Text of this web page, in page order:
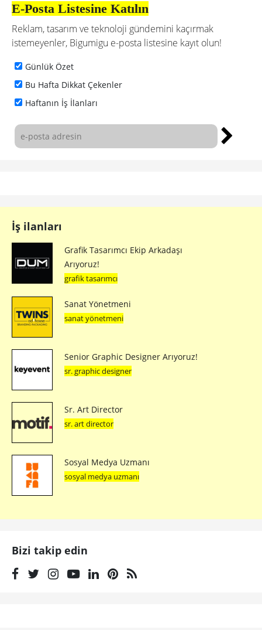
E-Posta Listesine Katılın
Reklam, tasarım ve teknoloji gündemini kaçırmak
istemeyenler, Bigumigu e-posta listesine kayıt olun!
Günlük Özet
Bu Hafta Dikkat Çekenler
Haftanın İş İlanları
İş ilanları
Grafik Tasarımcı Ekip Arkadaşı
Arıyoruz!
grafik tasarımcı
Sanat Yönetmeni
sanat yönetmeni
Senior Graphic Designer Arıyoruz!
sr. graphic designer
Sr. Art Director
sr. art director
Sosyal Medya Uzmanı
sosyal medya uzmanı
Bizi takip edin